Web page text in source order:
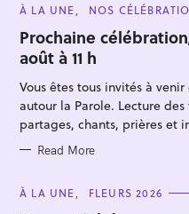
C
T
E
G
O
I
E
S
À LA UNE NOS
Prochaine
août à 11 h
Vous êtes tous invités à
autour la Parole. Lecture
partages, chants, prières et
Read More
C
À LA UNE FLEURS 2026
S
a